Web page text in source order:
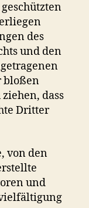
des
und den
bloßen
dass
Dritter
von den
und